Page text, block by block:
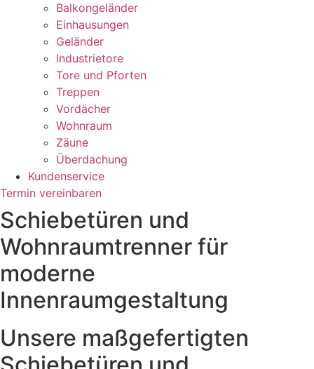
Balkongeländer
Einhausungen
Geländer
Industrietore
Tore und Pforten
Treppen
Vordächer
Wohnraum
Zäune
Überdachung
Kundenservice
Termin vereinbaren
Schiebetüren und
Wohnraumtrenner für
moderne
Innenraumgestaltung
Unsere maßgefertigten